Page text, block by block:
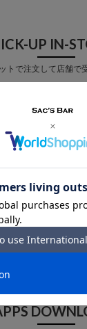
UP IN-
トで注文して店舗で
店舗受取 サー
マガ登録で最新情報
メルマガ登